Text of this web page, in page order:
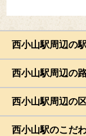
西小山駅周辺の
西小山駅周辺の
西小山駅周辺の
西小山駅のこだ